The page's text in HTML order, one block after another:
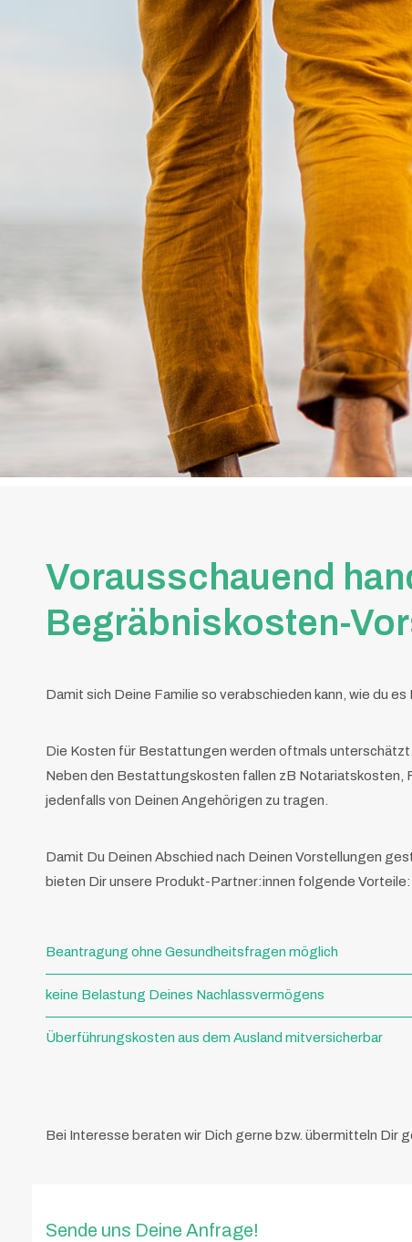
Vorausschauend
Begräbniskosten-
Damit sich Deine Familie so verabschieden kann, wie du
Die Kosten für Bestattungen werden oftmals unterschätzt.
Neben den Bestattungskosten fallen zB Notariatskosten,
jedenfalls von Deinen Angehörigen zu tragen.
Damit Du Deinen Abschied nach Deinen Vorstellungen
bieten Dir unsere Produkt-Partner:innen folgende Vorteile:
Beantragung ohne Gesundheitsfragen möglich
keine Belastung Deines Nachlassvermögens
Überführungskosten aus dem Ausland mitversicherbar
Bei Interesse beraten wir Dich gerne bzw. übermitteln Dir
Sende uns Deine Anfrage!